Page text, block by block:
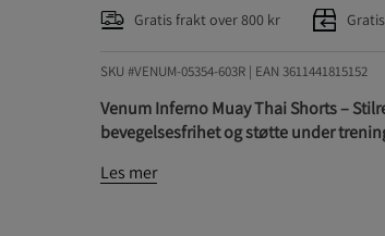
Gratis frakt over 800 kr
SKU #VENUM-05354-603R | EAN 3611441815152
Venum Inferno Muay Thai Shorts –
bevegelsesfrihet og støtte under
Les mer